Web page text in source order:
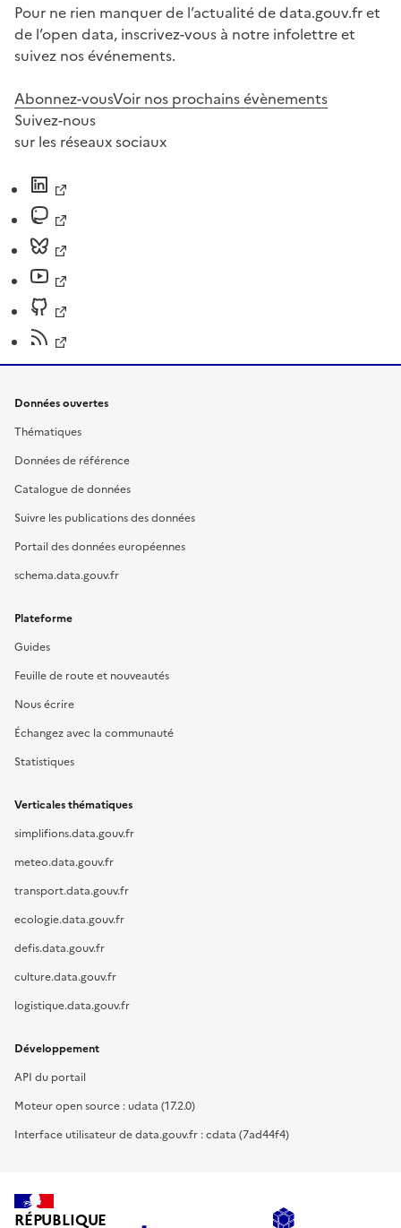
Pour ne rien manquer de l’actualité de data.gouv.fr et
de l’open data, inscrivez-vous à notre infolettre et
suivez nos événements.
Abonnez-vousVoir nos prochains évènements
Suivez-nous
sur les réseaux sociaux
Données ouvertes
Thématiques
Données de référence
Catalogue de données
Suivre les publications des données
Portail des données européennes
schema.data.gouv.fr
Plateforme
Guides
Feuille de route et nouveautés
Nous écrire
Échangez avec la communauté
Statistiques
Verticales thématiques
simplifions.data.gouv.fr
meteo.data.gouv.fr
transport.data.gouv.fr
ecologie.data.gouv.fr
defis.data.gouv.fr
culture.data.gouv.fr
logistique.data.gouv.fr
Développement
API du portail
Moteur open source : udata (17.2.0)
Interface utilisateur de data.gouv.fr : cdata (7ad44f4)
RÉPUBLIQUE